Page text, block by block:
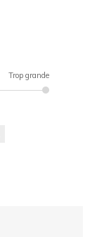
Trop grande